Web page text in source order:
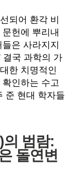
되어 환각 비
헌에 뿌리내
은 사라지지
결국 과학의 가
한 치명적인
인하는 수고
준 현대 학자들
범람:
돌연변